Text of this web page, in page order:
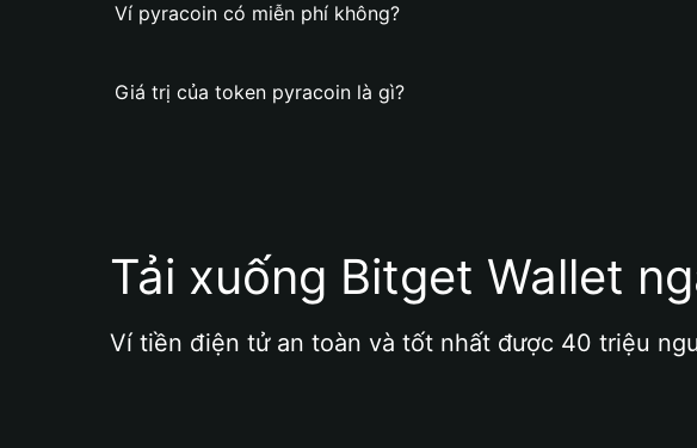
Ví pyracoin có miễn phí không?
Giá trị của token pyracoin là gì?
Tải xuống Bitget Wallet
Ví tiền điện tử an toàn và tốt nhất được 40 triệu